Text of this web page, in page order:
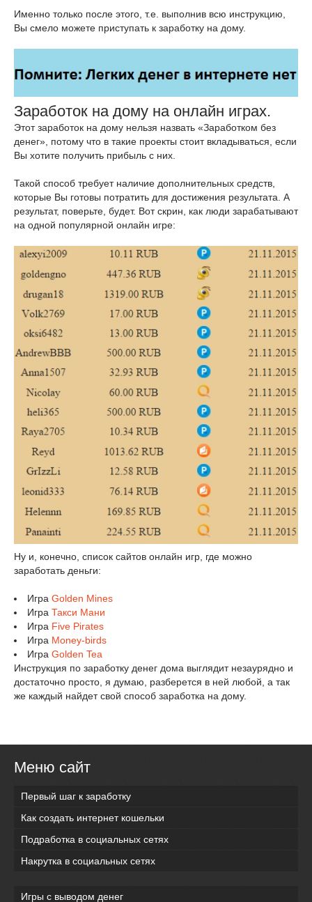
Именно только после этого, т.е. выполнив всю инструкцию,
Вы смело можете приступать к заработку на дому.
Заработок на дому на онлайн играх.
Этот заработок на дому нельзя назвать «Заработком без
денег», потому что в такие проекты стоит вкладываться, если
Вы хотите получить прибыль с них.
Такой способ требует наличие дополнительных средств,
которые Вы готовы потратить для достижения результата. А
результат, поверьте, будет. Вот скрин, как люди зарабатывают
на одной популярной онлайн игре:
Ну и, конечно, список сайтов онлайн игр, где можно
заработать деньги:
Игра Golden Mines
Игра Такси Мани
Игра Five Pirates
Игра Money-birds
Игра Golden Tea
Инструкция по заработку денег дома выглядит незаурядно и
достаточно просто, я думаю, разберется в ней любой, а так
же каждый найдет свой способ заработка на дому.
Меню сайт
Первый шаг к заработку
Как создать интернет кошельки
Подработка в социальных сетях
Накрутка в социальных сетях
Игры с выводом денег